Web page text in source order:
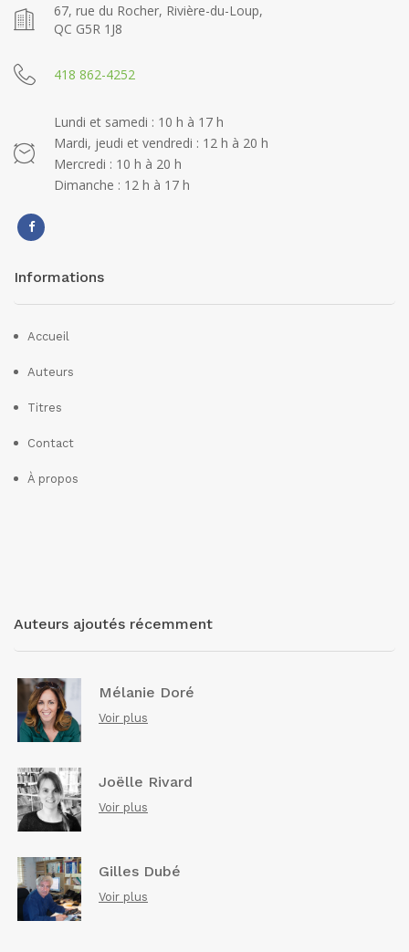
67, rue du Rocher, Rivière-du-Loup,
QC G5R 1J8
418 862-4252
Lundi et samedi : 10 h à 17 h
Mardi, jeudi et vendredi : 12 h à 20 h
Mercredi : 10 h à 20 h
Dimanche : 12 h à 17 h
Informations
Accueil
Auteurs
Titres
Contact
À propos
Auteurs ajoutés récemment
Mélanie Doré
Voir plus
Joëlle Rivard
Voir plus
Gilles Dubé
Voir plus